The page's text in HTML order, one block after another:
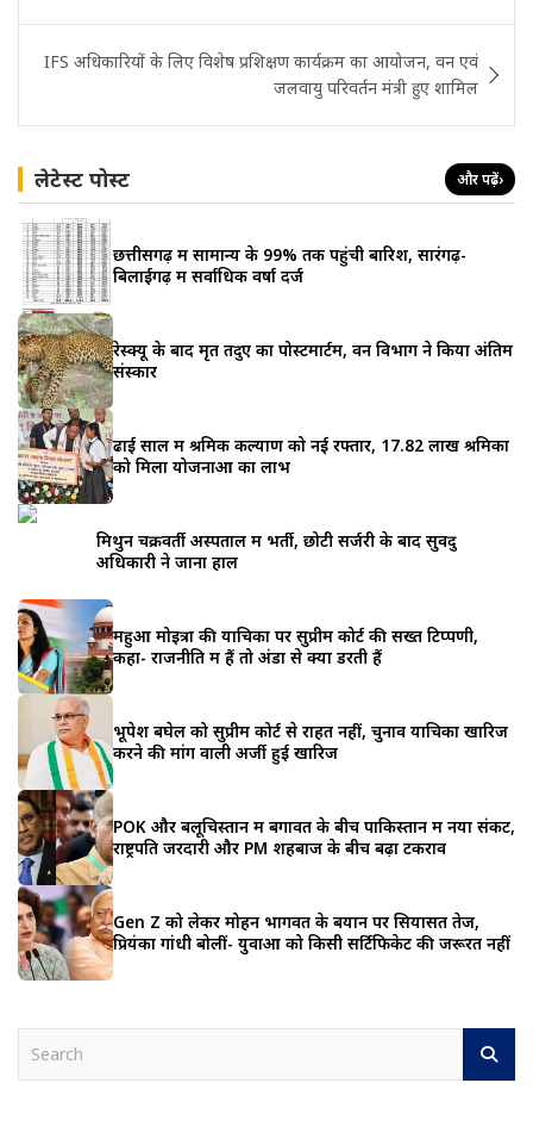
IFS अधिकारियों के लिए विशेष प्रशिक्षण कार्यक्रम का आयोजन, वन एवं
जलवायु परिवर्तन मंत्री हुए शामिल
लेटेस्ट पोस्ट और पढ़ें›
छत्तीसगढ़ में सामान्य के 99% तक पहुंची बारिश, सारंगढ़-
बिलाईगढ़ में सर्वाधिक वर्षा दर्ज
रेस्क्यू के बाद मृत तेंदुए का पोस्टमार्टम, वन विभाग ने किया अंतिम
संस्कार
ढाई साल में श्रमिक कल्याण को नई रफ्तार, 17.82 लाख श्रमिकों
को मिला योजनाओं का लाभ
मिथुन चक्रवर्ती अस्पताल में भर्ती, छोटी सर्जरी के बाद सुवेंदु
अधिकारी ने जाना हाल
महुआ मोइत्रा की याचिका पर सुप्रीम कोर्ट की सख्त टिप्पणी,
कहा- राजनीति में हैं तो अंडों से क्यों डरती हैं
भूपेश बघेल को सुप्रीम कोर्ट से राहत नहीं, चुनाव याचिका खारिज
करने की मांग वाली अर्जी हुई खारिज
POK और बलूचिस्तान में बगावत के बीच पाकिस्तान में नया संकट,
राष्ट्रपति जरदारी और PM शहबाज के बीच बढ़ा टकराव
Gen Z को लेकर मोहन भागवत के बयान पर सियासत तेज,
प्रियंका गांधी बोलीं- युवाओं को किसी सर्टिफिकेट की जरूरत नहीं